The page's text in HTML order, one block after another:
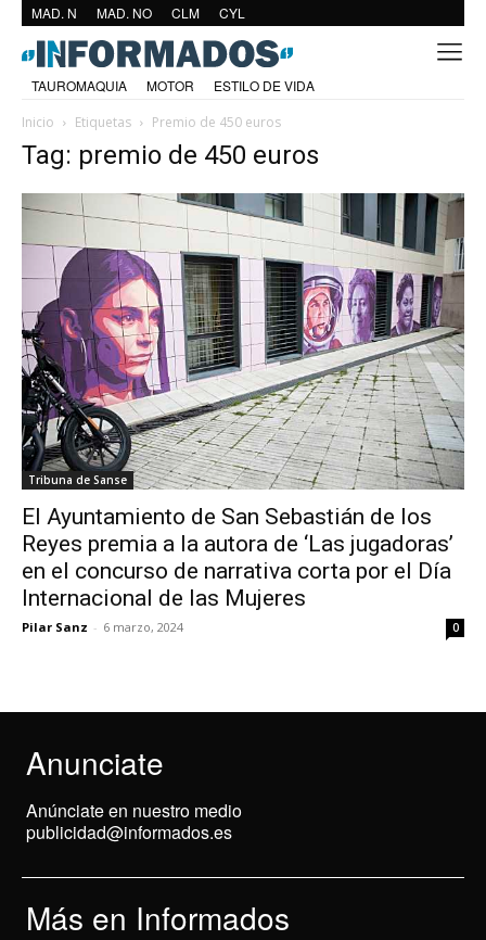
MAD. N MAD. NO CLM CYL
TAUROMAQUIA MOTOR
ESTILO DE VIDA
Inicio
Etiquetas Premio de 450 euros
Tag: premio de 450 euros
Tribuna de Sanse
El Ayuntamiento de San Sebastián de los
Reyes premia a la autora de ‘Las jugadoras’
en el concurso de narrativa corta por el Día
Internacional de las Mujeres
Pilar Sanz - 6 marzo, 2024 0
Anunciate
Anúnciate en nuestro medio
publicidad@informados.es
Más en Informados